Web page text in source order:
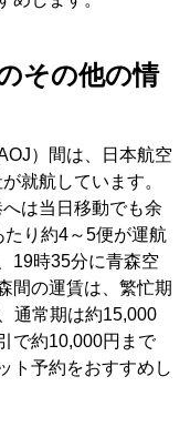
その他の情
）間は、日本航空
就航しています。
は当日移動でも余
り約4～5便が運航
19時35分に青森空
間の運賃は、繁忙期
通常期は約15,000
で約10,000円まで
ト予約をおすすめし